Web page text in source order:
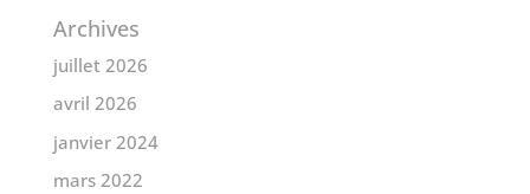
Archives
juillet 2026
avril 2026
janvier 2024
mars 2022